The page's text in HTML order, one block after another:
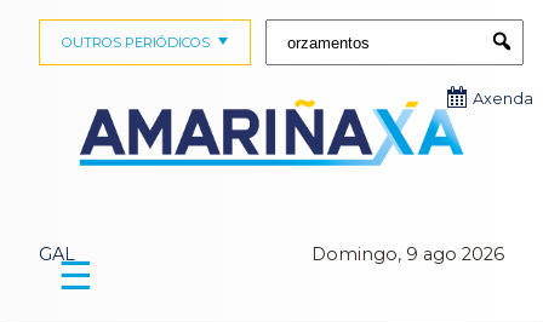
GAL Domingo, 9 ago 2026
OUTROS PERIÓDICOS
Axenda
☰